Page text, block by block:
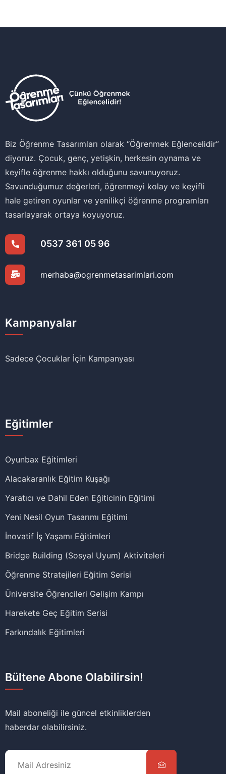
Biz Öğrenme Tasarımları olarak ‘‘Öğrenmek Eğlencelidir’’
diyoruz. Çocuk, genç, yetişkin, herkesin oynama ve
keyifle öğrenme hakkı olduğunu savunuyoruz.
Savunduğumuz değerleri, öğrenmeyi kolay ve keyifli
hale getiren oyunlar ve yenilikçi öğrenme programları
tasarlayarak ortaya koyuyoruz.
0537 361 05 96
merhaba@ogrenmetasarimlari.com
Kampanyalar
Sadece Çocuklar İçin Kampanyası
Eğitimler
Oyunbax Eğitimleri
Alacakaranlık Eğitim Kuşağı
Yaratıcı ve Dahil Eden Eğiticinin Eğitimi
Yeni Nesil Oyun Tasarımı Eğitimi
İnovatif İş Yaşamı Eğitimleri
Bridge Building (Sosyal Uyum) Aktiviteleri
Öğrenme Stratejileri Eğitim Serisi
Üniversite Öğrencileri Gelişim Kampı
Harekete Geç Eğitim Serisi
Farkındalık Eğitimleri
Bültene Abone Olabilirsin!
Mail aboneliği ile güncel etkinliklerden
haberdar olabilirsiniz.